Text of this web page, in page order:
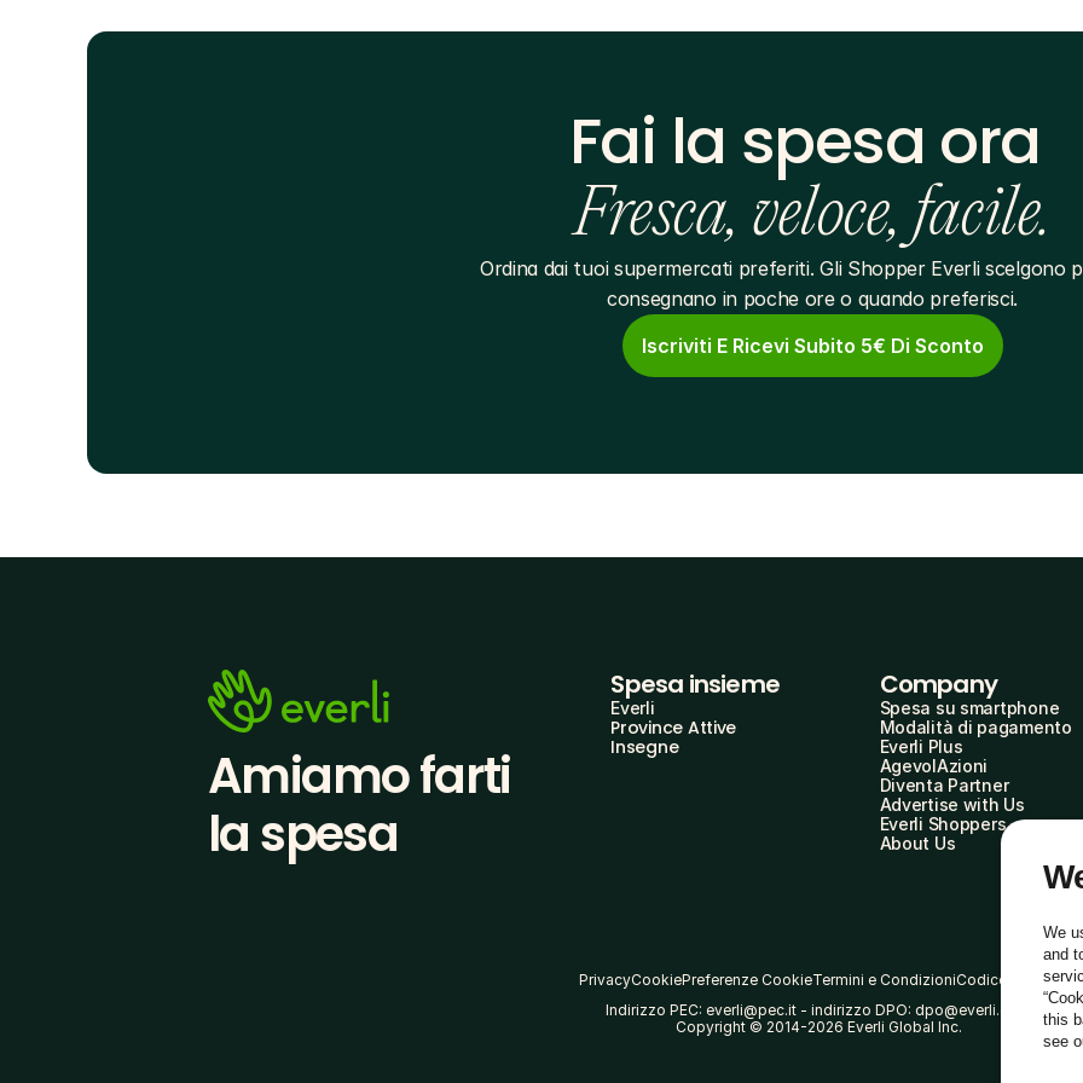
Fai la spesa ora
Fresca, veloce, facile.
Ordina dai tuoi supermercati preferiti. Gli Shopper Everli scelgono
consegnano in poche ore o quando preferisci.
Iscriviti E Ricevi Subito 5€ Di Sconto
Amiamo farti
la spesa
Spesa insieme
Everli
Province Attive
Insegne
Company
Spesa su smartphone
Modalità di pagamento
Everli Plus
AgevolAzioni
Diventa Partner
Advertise with Us
Everli Shoppers
About Us
PrivacyCookiePreferenze CookieTermini e CondizioniCodice Etico
Indirizzo PEC: everli@pec.it - indirizzo DPO: dpo@everli.com
Copyright © 2014-2026 Everli Global Inc.
We
and
this
see